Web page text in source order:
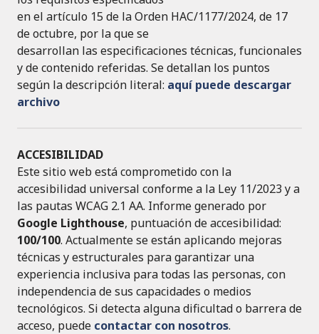
en el artículo 15 de la Orden HAC/1177/2024, de 17
de octubre, por la que se
desarrollan las especificaciones técnicas, funcionales
y de contenido referidas. Se detallan los puntos
según la descripción literal: aquí puede descargar
archivo
ACCESIBILIDAD
Este sitio web está comprometido con la
accesibilidad universal conforme a la Ley 11/2023 y a
las pautas WCAG 2.1 AA. Informe generado por
Google Lighthouse, puntuación de accesibilidad:
100/100. Actualmente se están aplicando mejoras
técnicas y estructurales para garantizar una
experiencia inclusiva para todas las personas, con
independencia de sus capacidades o medios
tecnológicos. Si detecta alguna dificultad o barrera de
acceso, puede contactar con nosotros.